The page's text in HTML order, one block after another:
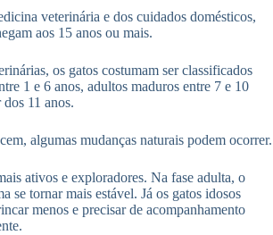
veterinária e dos cuidados domésticos,
aos 15 anos ou mais.
os gatos costumam ser classificados
1 e 6 anos, adultos maduros entre 7 e 10
11 anos.
algumas mudanças naturais podem ocorrer.
ativos e exploradores. Na fase adulta, o
se tornar mais estável. Já os gatos idosos
menos e precisar de acompanhamento